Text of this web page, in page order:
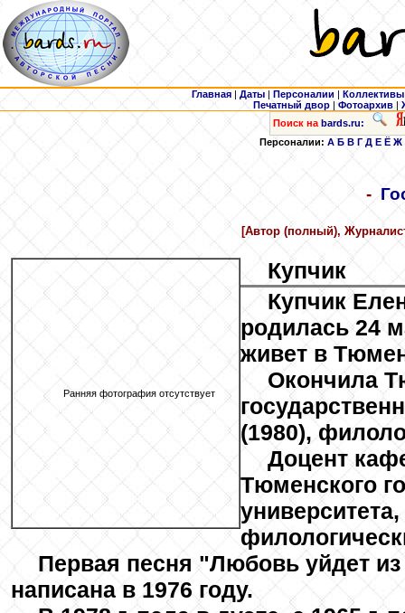
Главная | Даты | Персоналии | Коллективы
Печатный двор |Фотоархив |
Поиск на bards.ru:
Персоналии: А Б В Г Д Е Ё Ж
-
[Автор (полный),
Ранняя фотография отсутствует
Купчик
Купчик
родилась 24
живет в
Окончила
(1980),
Доцент
Тюменского
Первая песня "Любовь уйдет
написана в 1976 году.